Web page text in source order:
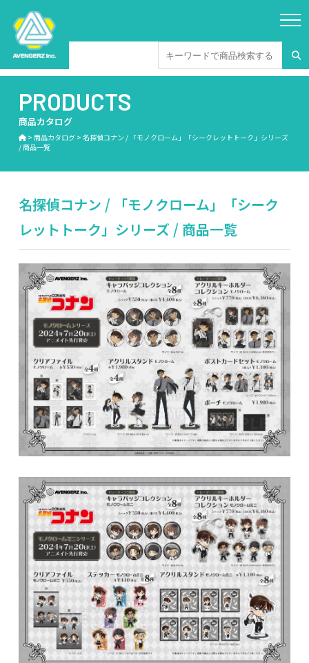
PRODUCTS
商品カタログ
> 商品カタログ> 名探偵コナン / 「モノクローム」「シークレットトーク」シリーズ
/ 商品一覧
名探偵コナン / 「モノクローム」「シーク
レットトーク」シリーズ / 商品一覧